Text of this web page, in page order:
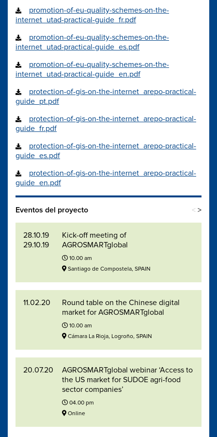
promotion-of-eu-quality-schemes-on-the-
internet_utad-practical-guide_fr.pdf
promotion-of-eu-quality-schemes-on-the-
internet_utad-practical-guide_es.pdf
promotion-of-eu-quality-schemes-on-the-
internet_utad-practical-guide_en.pdf
protection-of-gis-on-the-internet_arepo-practical-
guide_pt.pdf
protection-of-gis-on-the-internet_arepo-practical-
guide_fr.pdf
protection-of-gis-on-the-internet_arepo-practical-
guide_es.pdf
protection-of-gis-on-the-internet_arepo-practical-
guide_en.pdf
Eventos del proyecto < >
28.10.19
29.10.19
Kick-off meeting of
AGROSMARTglobal
10.00 am
Santiago de Compostela, SPAIN
11.02.20
Round table on the Chinese digital
market for AGROSMARTglobal
10.00 am
Cámara La Rioja, Logroño, SPAIN
20.07.20
AGROSMARTglobal webinar ‘Access to
the US market for SUDOE agri-food
sector companies’
04.00 pm
Online